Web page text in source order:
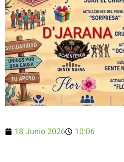
18 Junio 2026 10:06